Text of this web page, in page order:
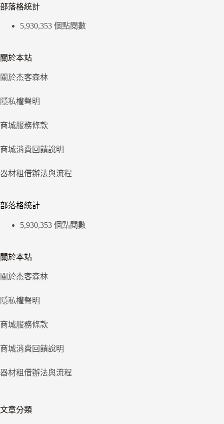
部落格統計
5,930,353 個點閱數
關於本站
關於杰客森林
隱私權聲明
商城服務條款
商城消費回饋說明
器材租借辦法與流程
部落格統計
5,930,353 個點閱數
關於本站
關於杰客森林
隱私權聲明
商城服務條款
商城消費回饋說明
器材租借辦法與流程
文章分類